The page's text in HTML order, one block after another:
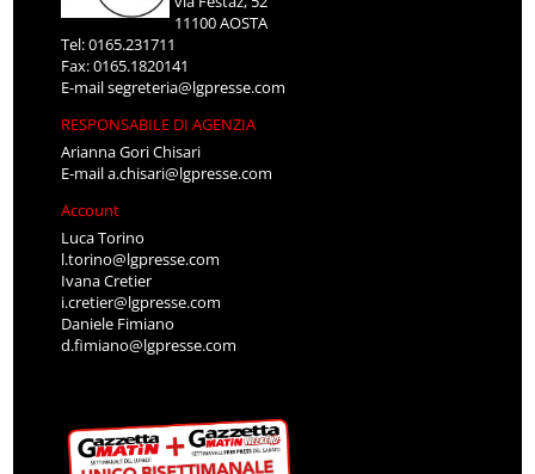
11100 AOSTA
Tel: 0165.231711
Fax: 0165.1820141
E-mailsegreteria@lgpresse.com
RESPONSABILE DI AGENZIA
Arianna Gori Chisari
E-maila.chisari@lgpresse.com
Account
Luca Torino
l.torino@lgpresse.com
Ivana Cretier
i.cretier@lgpresse.com
Daniele Fimiano
d.fimiano@lgpresse.com